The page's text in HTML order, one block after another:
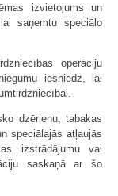
izvietojums un
saņemtu speciālo
operāciju
iesniedz, lai
dzērienu, tabakas
speciālajās atļaujās
izstrādājumu vai
saskaņā ar šo